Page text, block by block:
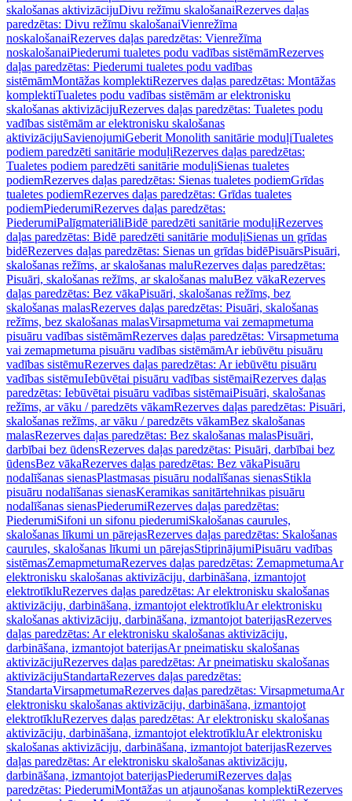
skalošanas aktivizācijuDivu režīmu skalošanaiRezerves daļas
paredzētas: Divu režīmu skalošanaiVienrežīma
noskalošanaiRezerves daļas paredzētas: Vienrežīma
noskalošanaiPiederumi tualetes podu vadības sistēmāmRezerves
daļas paredzētas: Piederumi tualetes podu vadības
sistēmāmMontāžas komplektiRezerves daļas paredzētas: Montāžas
komplektiTualetes podu vadības sistēmām ar elektronisku
skalošanas aktivizācijuRezerves daļas paredzētas: Tualetes podu
vadības sistēmām ar elektronisku skalošanas
aktivizācijuSavienojumiGeberit Monolith sanitārie moduļiTualetes
podiem paredzēti sanitārie moduļiRezerves daļas paredzētas:
Tualetes podiem paredzēti sanitārie moduļiSienas tualetes
podiemRezerves daļas paredzētas: Sienas tualetes podiemGrīdas
tualetes podiemRezerves daļas paredzētas: Grīdas tualetes
podiemPiederumiRezerves daļas paredzētas:
PiederumiPalīgmateriāliBidē paredzēti sanitārie moduļiRezerves
daļas paredzētas: Bidē paredzēti sanitārie moduļiSienas un grīdas
bidēRezerves daļas paredzētas: Sienas un grīdas bidēPisuārsPisuāri,
skalošanas režīms, ar skalošanas maluRezerves daļas paredzētas:
Pisuāri, skalošanas režīms, ar skalošanas maluBez vākaRezerves
daļas paredzētas: Bez vākaPisuāri, skalošanas režīms, bez
skalošanas malasRezerves daļas paredzētas: Pisuāri, skalošanas
režīms, bez skalošanas malasVirsapmetuma vai zemapmetuma
pisuāru vadības sistēmāmRezerves daļas paredzētas: Virsapmetuma
vai zemapmetuma pisuāru vadības sistēmāmAr iebūvētu pisuāru
vadības sistēmuRezerves daļas paredzētas: Ar iebūvētu pisuāru
vadības sistēmuIebūvētai pisuāru vadības sistēmaiRezerves daļas
paredzētas: Iebūvētai pisuāru vadības sistēmaiPisuāri, skalošanas
režīms, ar vāku / paredzēts vākamRezerves daļas paredzētas: Pisuāri,
skalošanas režīms, ar vāku / paredzēts vākamBez skalošanas
malasRezerves daļas paredzētas: Bez skalošanas malasPisuāri,
darbībai bez ūdensRezerves daļas paredzētas: Pisuāri, darbībai bez
ūdensBez vākaRezerves daļas paredzētas: Bez vākaPisuāru
nodalīšanas sienasPlastmasas pisuāru nodalīšanas sienasStikla
pisuāru nodalīšanas sienasKeramikas sanitārtehnikas pisuāru
nodalīšanas sienasPiederumiRezerves daļas paredzētas:
PiederumiSifoni un sifonu piederumiSkalošanas caurules,
skalošanas līkumi un pārejasRezerves daļas paredzētas: Skalošanas
caurules, skalošanas līkumi un pārejasStiprinājumiPisuāru vadības
sistēmasZemapmetumaRezerves daļas paredzētas: ZemapmetumaAr
elektronisku skalošanas aktivizāciju, darbināšana, izmantojot
elektrotīkluRezerves daļas paredzētas: Ar elektronisku skalošanas
aktivizāciju, darbināšana, izmantojot elektrotīkluAr elektronisku
skalošanas aktivizāciju, darbināšana, izmantojot baterijasRezerves
daļas paredzētas: Ar elektronisku skalošanas aktivizāciju,
darbināšana, izmantojot baterijasAr pneimatisku skalošanas
aktivizācijuRezerves daļas paredzētas: Ar pneimatisku skalošanas
aktivizācijuStandartaRezerves daļas paredzētas:
StandartaVirsapmetumaRezerves daļas paredzētas: VirsapmetumaAr
elektronisku skalošanas aktivizāciju, darbināšana, izmantojot
elektrotīkluRezerves daļas paredzētas: Ar elektronisku skalošanas
aktivizāciju, darbināšana, izmantojot elektrotīkluAr elektronisku
skalošanas aktivizāciju, darbināšana, izmantojot baterijasRezerves
daļas paredzētas: Ar elektronisku skalošanas aktivizāciju,
darbināšana, izmantojot baterijasPiederumiRezerves daļas
paredzētas: PiederumiMontāžas un atjaunošanas komplektiRezerves